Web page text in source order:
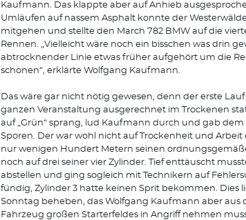
Kaufmann. Das klappte aber auf Anhieb
Umläufen auf nassem Asphalt konnte der
mitgehen und stellte den March 782 BMW auf die
Rennen. „Vielleicht wäre noch ein bisschen was drin
abtrocknender Linie etwas früher aufgehört um die
schonen“, erklärte Wolfgang Kaufmann.
Das wäre gar nicht nötig gewesen, denn der erste
ganzen Veranstaltung ausgerechnet im Trockenen
auf „Grün“ sprang, lud Kaufmann durch und gab dem
Sporen. Der war wohl nicht auf Trockenheit und
nur wenigen Hundert Metern seinen
noch auf drei seiner vier Zylinder. Tief enttäuscht
abstellen und ging sogleich mit Technikern auf
fündig, Zylinder 3 hatte keinen Sprit bekommen. Dies
Sonntag beheben, das Wolfgang Kaufmann aber aus
Fahrzeug großen Starterfeldes in Angriff nehmen